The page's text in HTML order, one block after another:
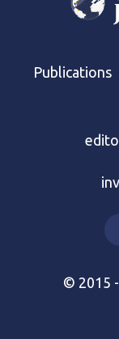
Publications
© 2015